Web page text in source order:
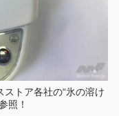
トア各社の“氷の溶け
照！